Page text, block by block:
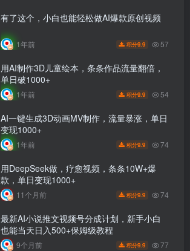
有了这个，小白也能轻松做AI爆款原创视频
1年前 积分9.9 57
用AI制作3D儿童绘本，条条作品流量翻倍，
单日破1000+
1年前 积分9.9 54
AI一键生成3D动画MV制作，流量暴涨，单日
变现1000+
1年前 积分9.9 74
用DeepSeek做，疗愈视频，条条10W+爆
款，单日变现1000+
11个月前 积分9.9 74
最新AI小说推文视频号分成计划，新手小白
也能当天日入500+保姆级教程
9个月前 积分9.9 77